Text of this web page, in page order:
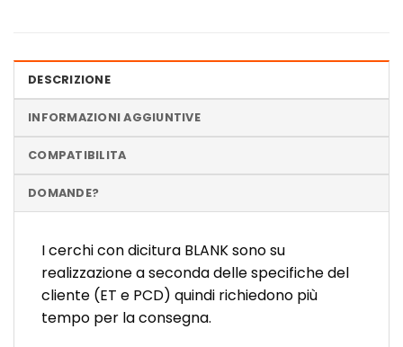
DESCRIZIONE
INFORMAZIONI AGGIUNTIVE
COMPATIBILITA
DOMANDE?
I cerchi con dicitura BLANK sono su
realizzazione a seconda delle specifiche del
cliente (ET e PCD) quindi richiedono più
tempo per la consegna.